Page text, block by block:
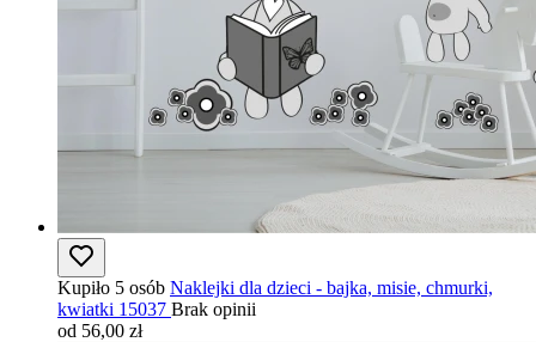
Kupiło 5 osób Naklejki dla dzieci - bajka, misie, chmurki,
kwiatki 15037 Brak opinii
od 56,00 zł